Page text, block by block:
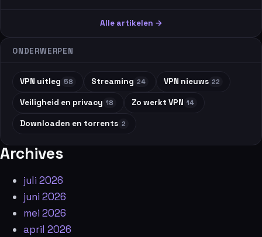
Alle artikelen →
ONDERWERPEN
VPN uitleg 58 Streaming 24 VPN nieuws 22
Veiligheid en privacy 18 Zo werkt VPN 14
Downloaden en torrents 2
Archives
juli 2026
juni 2026
mei 2026
april 2026